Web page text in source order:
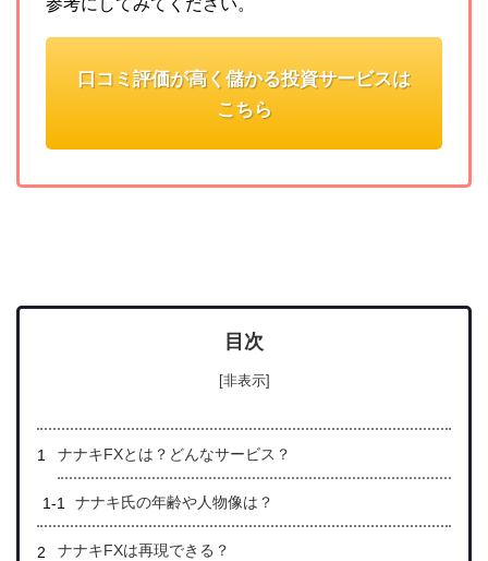
参考にしてみてください。
口コミ評価が高く儲かる投資サービスは
こちら
目次
[非表示]
ナナキFXとは？どんなサービス？
ナナキ氏の年齢や人物像は？
ナナキFXは再現できる？